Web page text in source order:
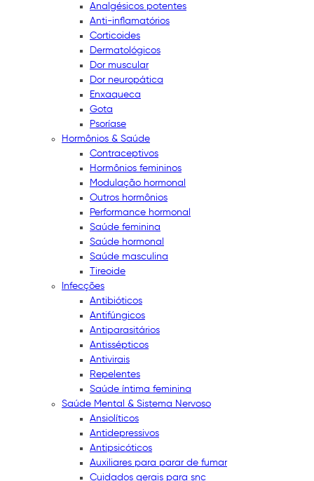
Analgésicos potentes
Anti-inflamatórios
Corticoides
Dermatológicos
Dor muscular
Dor neuropática
Enxaqueca
Gota
Psoríase
Hormônios & Saúde
Contraceptivos
Hormônios femininos
Modulação hormonal
Outros hormônios
Performance hormonal
Saúde feminina
Saúde hormonal
Saúde masculina
Tireoide
Infecções
Antibióticos
Antifúngicos
Antiparasitários
Antissépticos
Antivirais
Repelentes
Saúde íntima feminina
Saúde Mental & Sistema Nervoso
Ansiolíticos
Antidepressivos
Antipsicóticos
Auxiliares para parar de fumar
Cuidados gerais para snc